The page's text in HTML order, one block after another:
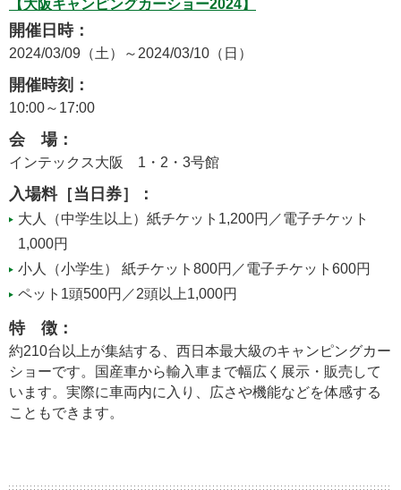
【大阪キャンピングカーショー2024】
開催日時：
2024/03/09（土）～2024/03/10（日）
開催時刻：
10:00～17:00
会 場：
インテックス大阪 1・2・3号館
入場料［当日券］：
大人（中学生以上）紙チケット1,200円／電子チケット
1,000円
小人（小学生） 紙チケット800円／電子チケット600円
ペット1頭500円／2頭以上1,000円
特 徴：
約210台以上が集結する、西日本最大級のキャンピングカー
ショーです。国産車から輸入車まで幅広く展示・販売して
います。実際に車両内に入り、広さや機能などを体感する
こともできます。